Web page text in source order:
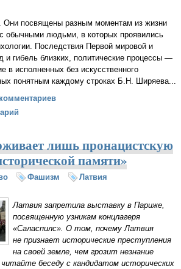
Они посвящены разным моментам из жизни
с обычными людьми, в которых проявились
Последствия Первой мировой и
и гибель близких, политические процессы —
в исполненных без искусственного
понятным каждому строках Б.Н. Ширяева...
Ширяев. Несостоявшийся пророк (Дмитрий
лишь пронацистскую
памяти»
Фашизм
Латвия
Латвия запретила выставку в Париже,
посвященную узникам концлагеря
«Саласпилс». О том, почему Латвия
не признает исторические преступления
на своей земле, чем грозит незнание
беседу с кандидатом исторических